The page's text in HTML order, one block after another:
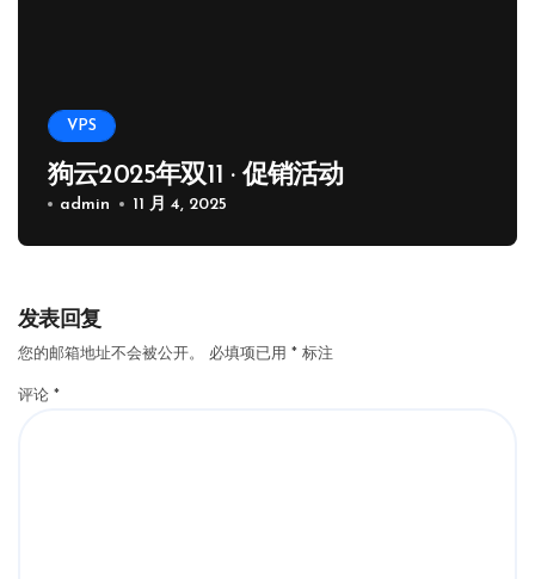
VPS
狗云2025年双11 · 促销活动
admin 11 月 4, 2025
发表回复
您的邮箱地址不会被公开。 必填项已用 * 标注
评论 *